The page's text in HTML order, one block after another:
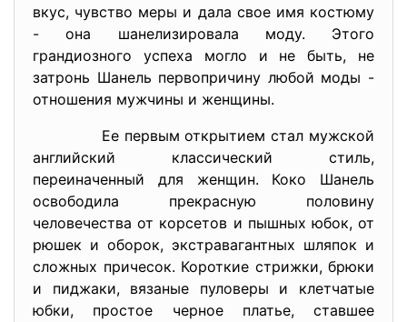
вкус, чувство меры и дала свое имя костюму
- она шанелизировала моду. Этого
грандиозного успеха могло и не быть, не
затронь Шанель первопричину любой моды -
отношения мужчины и женщины.
Ее первым открытием стал мужской
английский классический стиль,
переиначенный для женщин. Коко Шанель
освободила прекрасную половину
человечества от корсетов и пышных юбок, от
рюшек и оборок, экстравагантных шляпок и
сложных причесок. Короткие стрижки, брюки
и пиджаки, вязаные пуловеры и клетчатые
юбки, простое черное платье, ставшее